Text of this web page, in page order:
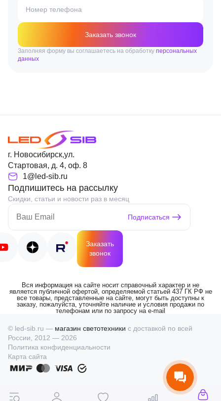
Номер телефона
Заказать звонок
Заполняя форму вы соглашаетесь на обработку персональных
данных
г. Новосибирск,ул.
Стартовая, д. 4, оф. 8
1@led-sib.ru
Подпишитесь на рассылку
Скидки, статьи и новости раз в месяц
Подписаться
Заказать
звонок
Вся информация на сайте носит справочный характер и не
является публичной офертой, определяемой статьей 437 ГК РФ не
все товары, представленные на сайте, могут быть доступны к
заказу, пожалуйста, уточняйте наличие и условия продажи по
телефонам или по запросу на e-mail
© led-sib.ru — магазин светотехники с доставкой по всей
России, 2012 — 2026
Политика конфиденциальности
Карта сайта